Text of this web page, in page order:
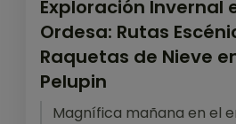
Exploración Invernal
Ordesa: Rutas
Raquetas de Nieve
Pelupin
Magnífica mañana en el